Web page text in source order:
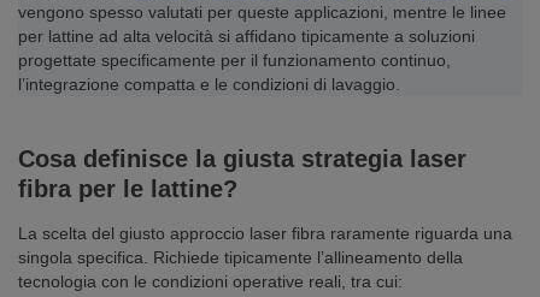
vengono spesso valutati per queste applicazioni, mentre le linee
per lattine ad alta velocità si affidano tipicamente a soluzioni
progettate specificamente per il funzionamento continuo,
l’integrazione compatta e le condizioni di lavaggio.
Cosa definisce la giusta strategia laser
fibra per le lattine?
La scelta del giusto approccio laser fibra raramente riguarda una
singola specifica. Richiede tipicamente l’allineamento della
tecnologia con le condizioni operative reali, tra cui: